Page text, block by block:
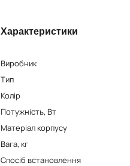
Характеристики
Виробник
Тип
Колір
Потужність, Вт
Матеріал корпусу
Вага, кг
Спосіб встановлення